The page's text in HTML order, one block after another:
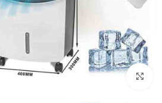
Click to enlarge